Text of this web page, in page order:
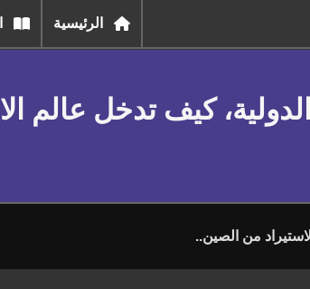
الرئيسية
كيف تدخل عالم
من الصين..